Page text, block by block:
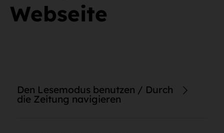
Webseite
Den Lesemodus benutzen / Durch
die Zeitung navigieren